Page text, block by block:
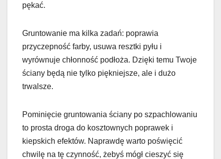
pękać.
Gruntowanie ma kilka zadań: poprawia
przyczepność farby, usuwa resztki pyłu i
wyrównuje chłonność podłoża. Dzięki temu Twoje
ściany będą nie tylko piękniejsze, ale i dużo
trwalsze.
Pominięcie gruntowania ściany po szpachlowaniu
to prosta droga do kosztownych poprawek i
kiepskich efektów. Naprawdę warto poświęcić
chwilę na tę czynność, żebyś mógł cieszyć się